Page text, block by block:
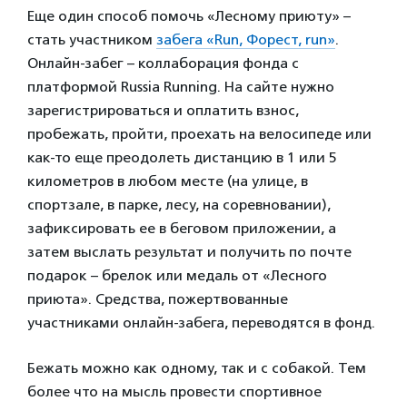
Еще один способ помочь «Лесному приюту» –
стать участником забега «Run, Форест, run».
Онлайн-забег – коллаборация фонда с
платформой Russia Running. На сайте нужно
зарегистрироваться и оплатить взнос,
пробежать, пройти, проехать на велосипеде или
как-то еще преодолеть дистанцию в 1 или 5
километров в любом месте (на улице, в
спортзале, в парке, лесу, на соревновании),
зафиксировать ее в беговом приложении, а
затем выслать результат и получить по почте
подарок – брелок или медаль от «Лесного
приюта». Средства, пожертвованные
участниками онлайн-забега, переводятся в фонд.
Бежать можно как одному, так и с собакой. Тем
более что на мысль провести спортивное